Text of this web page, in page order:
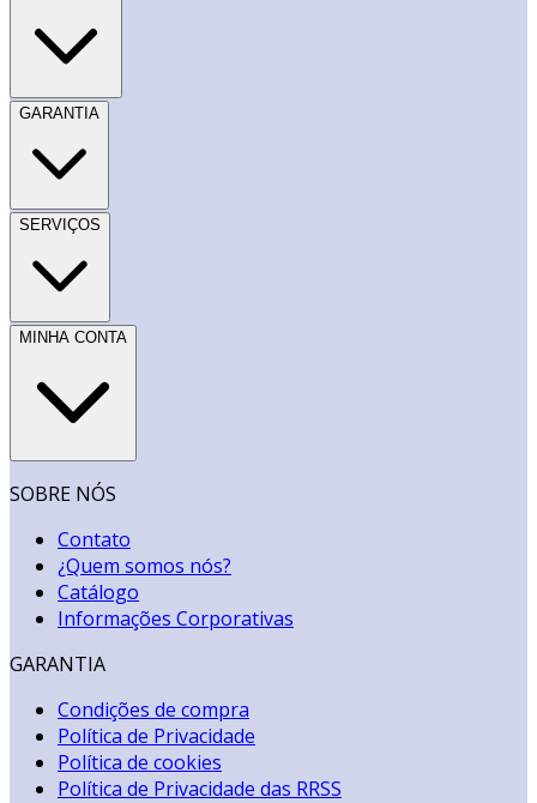
GARANTIA
SERVIÇOS
MINHA CONTA
SOBRE NÓS
Contato
¿Quem somos nós?
Catálogo
Informações Corporativas
GARANTIA
Condições de compra
Política de Privacidade
Política de cookies
Política de Privacidade das RRSS